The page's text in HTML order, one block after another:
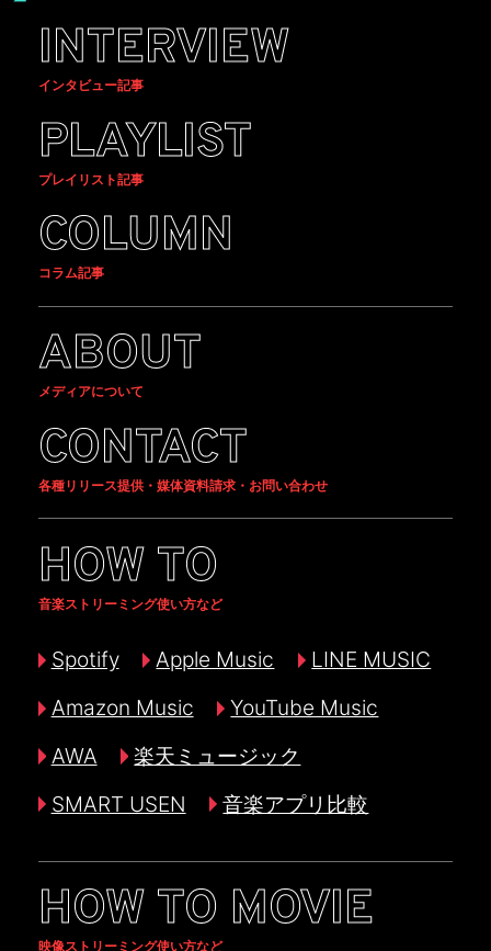
INTERVIEW
インタビュー記事
PLAYLIST
プレイリスト記事
COLUMN
コラム記事
ABOUT
メディアについて
CONTACT
各種リリース提供・媒体資料請求・お問い合わせ
HOW TO
音楽ストリーミング使い方など
Spotify Apple Music
LINE MUSIC
Amazon Music
YouTube Music
AWA
楽天ミュージック
SMART USEN
音楽アプリ比較
HOW TO MOVIE
映像ストリーミング使い方など